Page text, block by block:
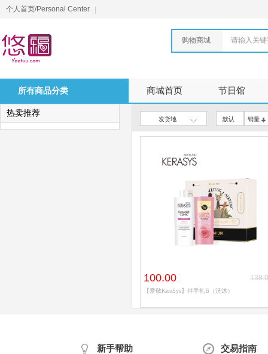
个人首页/Personal Center
购物商城 请输入关
所有商品分类 商城首页 节日馆
热卖推荐
发货地 默认 销量
100.00
【爱敬KeraSys】伴手礼B（洗沐）
新手帮助 交易指南